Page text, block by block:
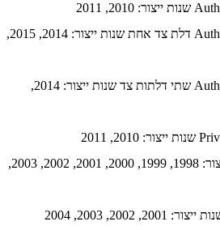
רנו קנגו 1.6 בנזין אוטו’ Authentic דלת צד אחת שנות ייצור: 2014, 2015,
רנו קנגו 1.6 בנזין אוטו’ Authentic שתי דלתות צד שנות ייצור: 2014,
רנו קנגו 1.9 דיזל ידני שנות ייצור: 1998, 1999, 2000, 2001, 2002, 2003,